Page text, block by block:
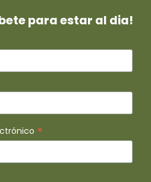
para estar al dia!
*